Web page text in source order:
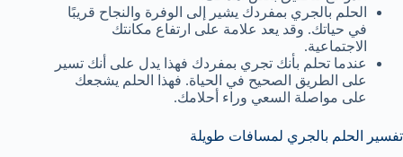
الحلم بالجري بمفردك يشير إلى الوفرة والنجاح قريبًا
في حياتك. وقد يعد علامة على ارتفاع مكانتك
الاجتماعية.
عندما تحلم بأنك تجري بمفردك فهذا يدل على أنك تسير
على الطريق الصحيح في الحياة. فهذا الحلم يشجعك
على مواصلة السعي وراء أحلامك.
تفسير الحلم بالجري لمسافات طويلة